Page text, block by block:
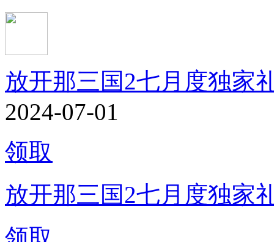
放开那三国2七月度独家
2024-07-01
领取
放开那三国2七月度独家